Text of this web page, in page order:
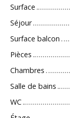
Surface
Séjour
Surface balcon
Pièces
Chambres
Salle de bains
WC